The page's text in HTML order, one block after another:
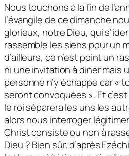
Nous touchons à la fin de
l’évangile de ce dimanche
glorieux, notre Dieu, qui
rassemble les siens pour un
d’ailleurs, ce n’est point un
ni une invitation à diner mais
personne n’y échappe car «
seront convoquées ». Et
le roi séparera les uns les
alors nous interroger
Christ consiste ou non à
Dieu ? Bien sûr, d’après